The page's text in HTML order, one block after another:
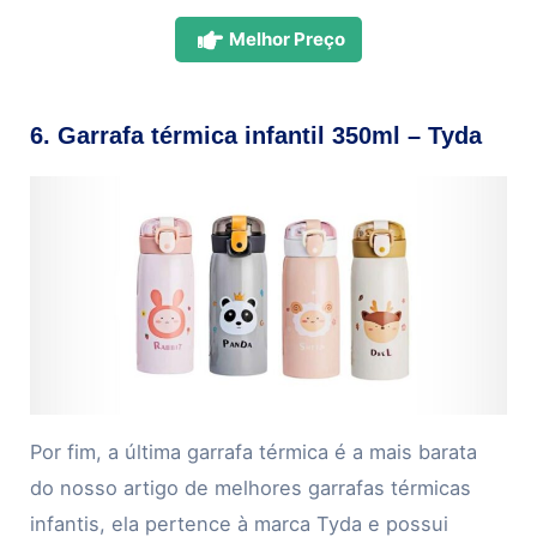
Melhor Preço
6. Garrafa térmica infantil 350ml – Tyda
Por fim, a última garrafa térmica é a mais barata
do nosso artigo de melhores garrafas térmicas
infantis, ela pertence à marca Tyda e possui